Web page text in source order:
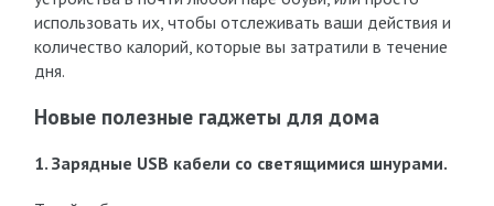
использовать их, чтобы отслеживать ваши действия и
количество калорий, которые вы затратили в течение
дня.
Новые полезные гаджеты для дома
1. Зарядные USB кабели со светящимися шнурами.